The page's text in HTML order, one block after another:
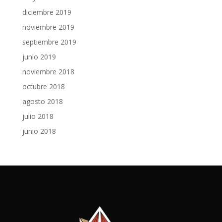
diciembre 2019
noviembre 2019
septiembre 2019
junio 2019
noviembre 2018
octubre 2018
agosto 2018
julio 2018
junio 2018